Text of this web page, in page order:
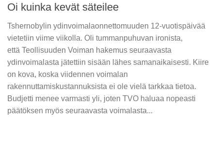
Oi kuinka kevät säteilee
Tshernobylin ydinvoimalaonnettomuuden 12-vuotispäivää
vietetiin viime viikolla. Oli tummanpuhuvan ironista,
että Teollisuuden Voiman hakemus seuraavasta
ydinvoimalasta jätettiin sisään lähes samanaikaisesti. Kiire
on kova, koska viidennen voimalan
rakennuttamiskustannuksista ei ole vielä tarkkaa tietoa.
Budjetti menee varmasti yli, joten TVO haluaa nopeasti
päätöksen myös seuraavasta voimalasta...